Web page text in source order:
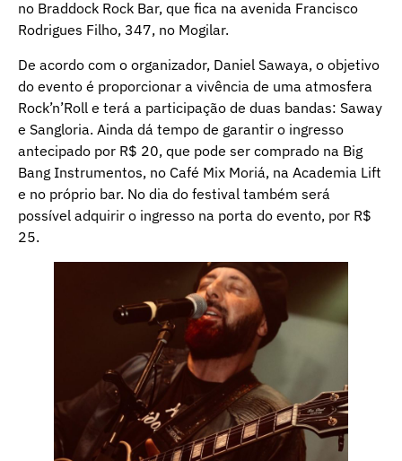
no Braddock Rock Bar, que fica na avenida Francisco
Rodrigues Filho, 347, no Mogilar.
De acordo com o organizador, Daniel Sawaya, o objetivo
do evento é proporcionar a vivência de uma atmosfera
Rock’n’Roll e terá a participação de duas bandas: Saway
e Sangloria. Ainda dá tempo de garantir o ingresso
antecipado por R$ 20, que pode ser comprado na Big
Bang Instrumentos, no Café Mix Moriá, na Academia Lift
e no próprio bar. No dia do festival também será
possível adquirir o ingresso na porta do evento, por R$
25.